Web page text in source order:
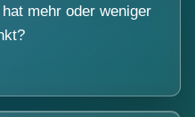
mehr oder weniger